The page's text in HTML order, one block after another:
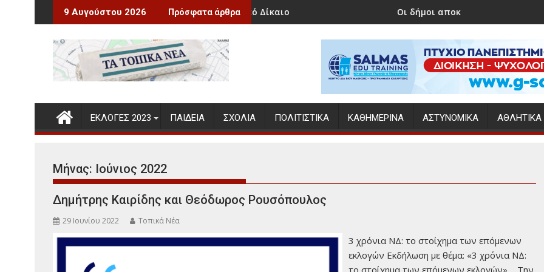
Περάστε
στο
9 Αυγούστου 2026 Πρόσφατα άρθρα
γέννηση του Νίκου ΞυλούρηΝέο Κληρονομικό Δίκαιο Οι δήμοι αποκτούν τη δυνατότητα χορήγησης
ΕΚΛΟΓΕΣ 2023 ΠΑΙΔΕΊΑ ΣΧΌΛΙΑ ΠΟΛΙΤΙΣΤΙΚΆ ΚΑΘΗΜΕΡΙΝΆ ΑΣΤΥΝΟΜΙΚΆ ΑΘΛΗΤΙΚΆ
Μήνας: Ιούνιος 2022
Δημήτρης Καιρίδης και Θεόδωρος Ρουσόπουλος
29 Ιουνίου 2022 Τοπικά Νέα
3 χρόνια ΝΔ: το στοίχημα των επόμενων
εκλογών Εκδήλωση με θέμα: «3 χρόνια ΝΔ:
το στοίχημα των επόμενων εκλογών» Την